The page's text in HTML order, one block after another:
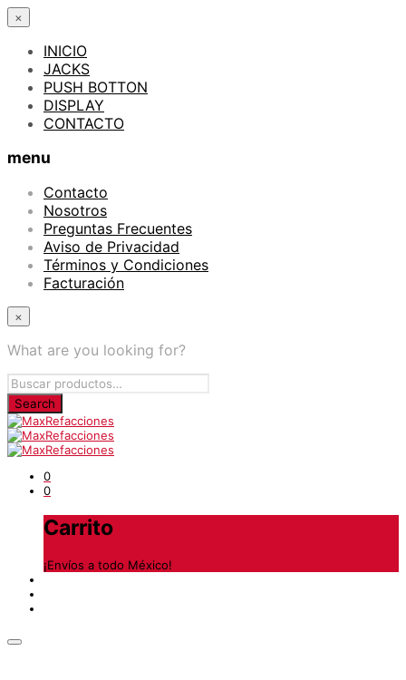
×
INICIO
JACKS
PUSH BOTTON
DISPLAY
CONTACTO
menu
Contacto
Nosotros
Preguntas Frecuentes
Aviso de Privacidad
Términos y Condiciones
Facturación
×
What are you looking for?
0
0
Carrito
¡Envíos a todo México!